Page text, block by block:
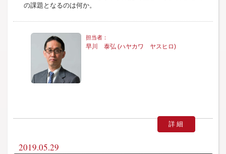
の課題となるのは何か。
早川 泰弘 (ハヤカワ ヤスヒロ)
詳細
2019.05.29